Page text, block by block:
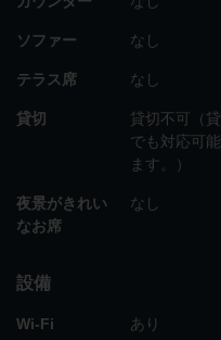
ソファー なし
テラス席 なし
貸切
貸切不可（
でも対応可
ます。）
夜景がきれい
なお席
なし
設備
Wi-Fi あり